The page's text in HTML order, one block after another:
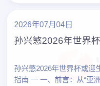
2026年07月04日
孙兴慜2026年世界
孙兴慜2026年世界杯或迎
指南 — 一、前言：从“亚洲一哥”到最后的世界杯？ 如果一